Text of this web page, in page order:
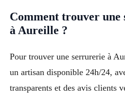
Comment trouver
à Aureille ?
Pour trouver une serrurerie à
un artisan disponible 24h/24,
transparents et des avis clients